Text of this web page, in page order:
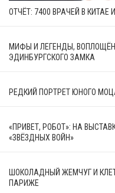
ОТЧЁТ: 7400 ВРАЧЕЙ В
МИФЫ И ЛЕГЕНДЫ,
ЭДИНБУРГСКОГО ЗАМКА
РЕДКИЙ ПОРТРЕТ ЮНОГО
«ПРИВЕТ, РОБОТ»: НА
«ЗВЁЗДНЫХ ВОЙН»
ШОКОЛАДНЫЙ ЖЕМЧУГ И
ПАРИЖЕ